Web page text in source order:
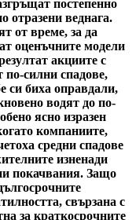
постепенно
отразени веднага.
от време, за да
оценъчните модели
акциите с
по-силни спадове,
си биха оправдали,
водят до по-
ясно изразен
компаниите,
средни спадове
изненади
покачвания. Защо
свързана с
за краткосрочните